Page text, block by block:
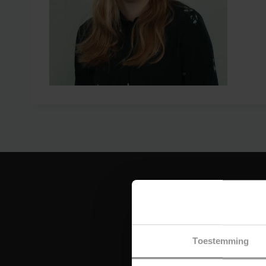
Toestemming